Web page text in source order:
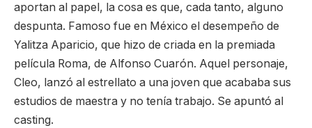
aportan al papel, la cosa es que, cada tanto, alguno
despunta. Famoso fue en México el desempeño de
Yalitza Aparicio, que hizo de criada en la premiada
película Roma, de Alfonso Cuarón. Aquel personaje,
Cleo, lanzó al estrellato a una joven que acababa sus
estudios de maestra y no tenía trabajo. Se apuntó al
casting.